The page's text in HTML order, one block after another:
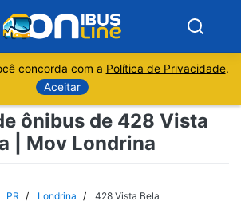
concorda com a Política de Privacidade.
Aceitar
ônibus de 428 Vista
| Mov Londrina
PR Londrina 428 Vista Bela